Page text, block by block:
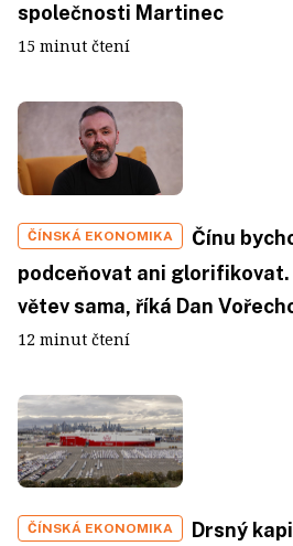
společnosti Martinec
15 minut čtení
ČÍNSKÁ EKONOMIKA
Čínu
podceňovat ani glorifikovat.
větev sama, říká Dan
12 minut čtení
ČÍNSKÁ EKONOMIKA
Drsný